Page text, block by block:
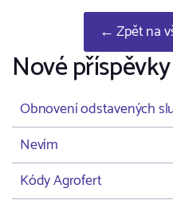
← Zpět na
Nové příspěvky
Obnovení odstavených
Nevím
Kódy Agrofert